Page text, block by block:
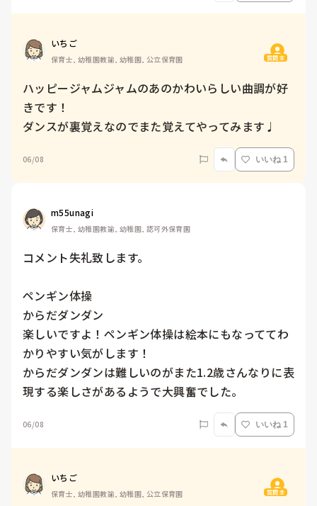
いちご
保育士, 幼稚園教諭, 幼稚園, 公立保育園 質問主
ハッピージャムジャムのあのかわいらしい曲調が好
きです！
ダンスが裏覚えなのでまた覚えてやってみます♩
06/08 いいね 1
m55unagi
保育士, 幼稚園教諭, 幼稚園, 認可外保育園
コメント失礼致します。
ペンギン体操
からだダンダン
楽しいですよ！ペンギン体操は絵本にもなっててわ
かりやすい気がします！
からだダンダンは難しいのがまた1.2歳さんなりに表
現する楽しさがあるようで大興奮でした。
06/08 いいね 1
いちご
保育士, 幼稚園教諭, 幼稚園, 公立保育園 質問主